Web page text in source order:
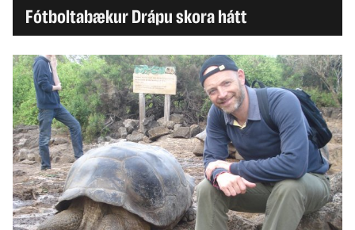
Fótboltabækur Drápu skora hátt